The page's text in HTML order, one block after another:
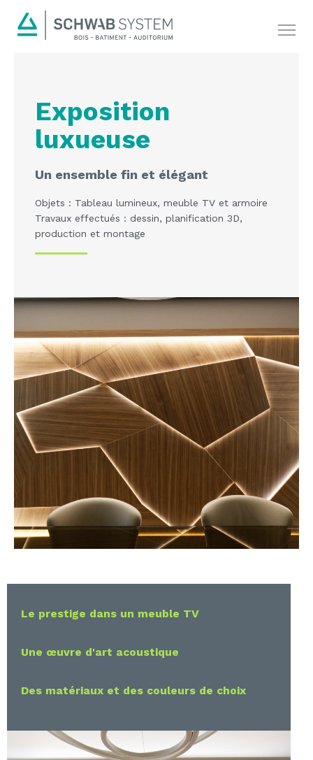
Exposition
luxueuse
Un ensemble fin et élégant
Objets : Tableau lumineux, meuble TV et armoire
Travaux effectués : dessin, planification 3D,
production et montage
Le prestige dans un meuble TV
Une œuvre d'art acoustique
Des matériaux et des couleurs de choix